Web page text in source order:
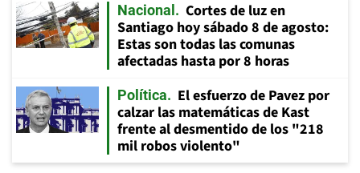
Nacional
Cortes de luz en
Santiago hoy sábado 8 de agosto:
Estas son todas las comunas
afectadas hasta por 8 horas
Política
El esfuerzo de Pavez por
calzar las matemáticas de Kast
frente al desmentido de los "218
mil robos violento"